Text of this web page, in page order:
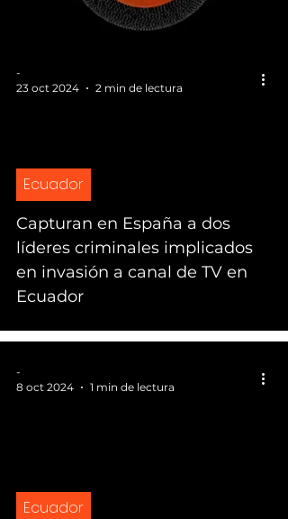
Capturan en España a dos
líderes criminales implicados
en invasión a canal de TV en
Ecuador
Ecuador
-
23 oct 2024
2 min de lectura
Ecuador
-
8 oct 2024
1 min de lectura